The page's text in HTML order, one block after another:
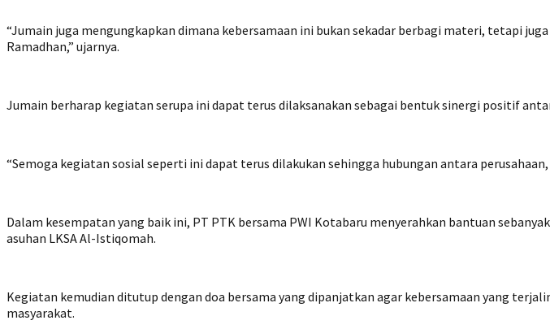
“Jumain juga mengungkapkan dimana kebersamaan ini bukan sekadar berbagi materi, tetapi
Ramadhan,” ujarnya.
Jumain berharap kegiatan serupa ini dapat terus dilaksanakan sebagai bentuk sinergi positif
“Semoga kegiatan sosial seperti ini dapat terus dilakukan sehingga hubungan antara
Dalam kesempatan yang baik ini, PT PTK bersama PWI Kotabaru menyerahkan bantuan
asuhan LKSA Al-Istiqomah.
Kegiatan kemudian ditutup dengan doa bersama yang dipanjatkan agar kebersamaan yang
masyarakat.